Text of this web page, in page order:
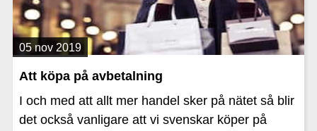
05 nov 2019
Att köpa på avbetalning
I och med att allt mer handel sker på nätet så blir
det också vanligare att vi svenskar köper på